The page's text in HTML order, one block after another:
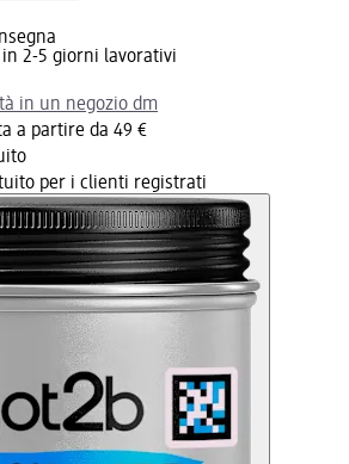
2-5 giorni lavorativi
in un negozio dm
a partire da 49 €
per i clienti registrati